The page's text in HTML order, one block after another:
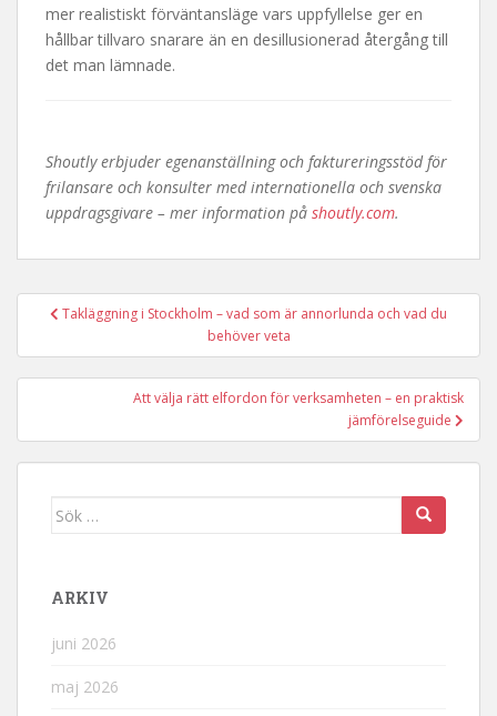
mer realistiskt förväntansläge vars uppfyllelse ger en
hållbar tillvaro snarare än en desillusionerad återgång till
det man lämnade.
Shoutly erbjuder egenanställning och faktureringsstöd för
frilansare och konsulter med internationella och svenska
uppdragsgivare – mer information på shoutly.com.
Inläggsnavigering
Takläggning i Stockholm – vad som är annorlunda och vad du
behöver veta
Att välja rätt elfordon för verksamheten – en praktisk
jämförelseguide
Sök
ARKIV
juni 2026
maj 2026